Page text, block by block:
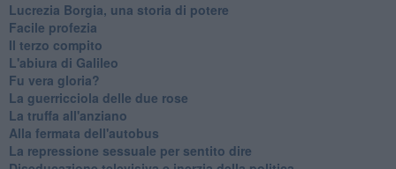
​Lucrezia Borgia, una storia di potere
Facile profezia
Il terzo compito
L'abiura di Galileo
Fu vera gloria?
La guerricciola delle due rose
La truffa all'anziano
Alla fermata dell'autobus
La repressione sessuale per sentito dire